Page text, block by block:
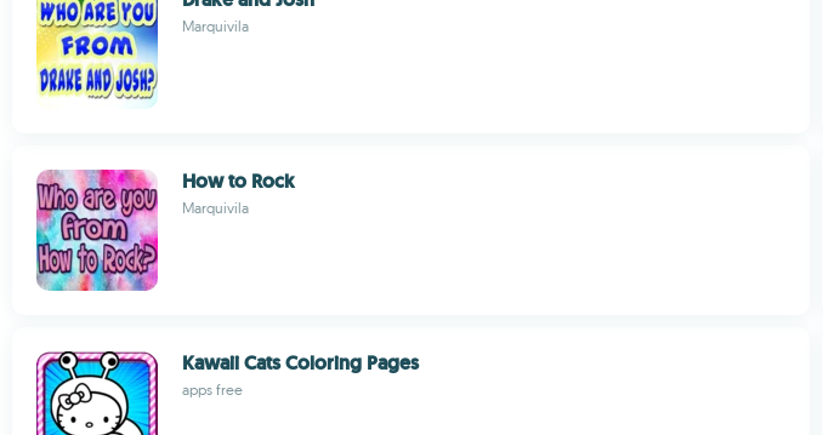
Marquivila
How to Rock
Marquivila
Kawaii Cats Coloring Pages
apps free